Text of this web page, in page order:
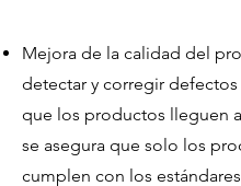
Mejora de la calidad del
detectar y corregir defectos
que los productos lleguen
se asegura que solo los
cumplen con los